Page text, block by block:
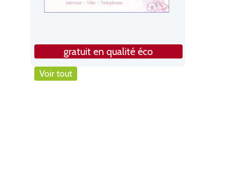
gratuit en qualité éco
Voir tout